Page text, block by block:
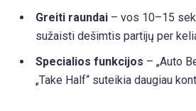
Greiti raundai – vos 10–15
sužaisti dešimtis partijų per
Specialios funkcijos – „Auto
„Take Half“ suteikia daugiau